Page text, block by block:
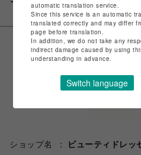
ショップ名
ビューティドレッ
automatic translation service.
Since this service is an automatic
translated correctly and may differ
page before translation.
In addition, we do not take any
indirect damage caused by using
understanding in advance.
Switch language